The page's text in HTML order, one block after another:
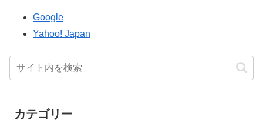
Google
Yahoo! Japan
カテゴリー